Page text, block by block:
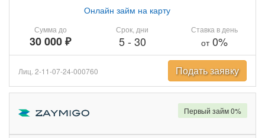
Сумма до
30 000 ₽
Онлайн займ на карту
Срок, дни
5- 30
Ставка в день
от0%
Лиц. 2-11-07-24-000760 Подать заявку
Первый займ 0%